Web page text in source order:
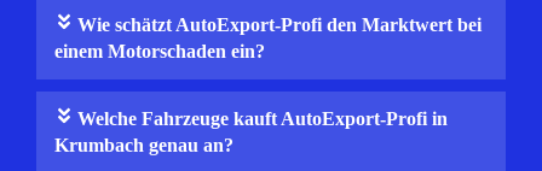
Wie schätzt AutoExport-Profi den Marktwert bei
einem Motorschaden ein?
Welche Fahrzeuge kauft AutoExport-Profi in
Krumbach genau an?